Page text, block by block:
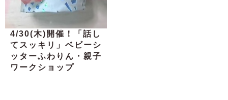
4/30(木)開催！「話し
てスッキリ」ベビーシ
ッターふわりん・親子
ワークショップ